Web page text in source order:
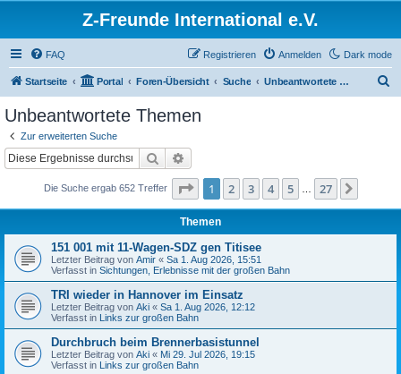
Z-Freunde International e.V.
Dark mode
FAQ Anmelden
Registrieren
Startseite Portal Foren-Übersicht Suche Unbeantwortete Themen
Unbeantwortete Themen
Zur erweiterten Suche
Suche
Die Suche ergab 652 Treffer Seite 1von 27
1 2 3 4 5 27
Themen
151 001 mit 11-Wagen-SDZ gen Titisee
Letzter Beitrag von Amir « Sa 1. Aug 2026, 15:51
Verfasst in Sichtungen, Erlebnisse mit der großen Bahn
TRI wieder in Hannover im Einsatz
Letzter Beitrag von Aki « Sa 1. Aug 2026, 12:12
Verfasst in Links zur großen Bahn
Durchbruch beim Brennerbasistunnel
Letzter Beitrag von Aki « Mi 29. Jul 2026, 19:15
Verfasst in Links zur großen Bahn